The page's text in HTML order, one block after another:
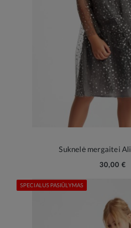
Suknelė mergaitei
30,00 €
SPECIALUS PASIŪLYMAS